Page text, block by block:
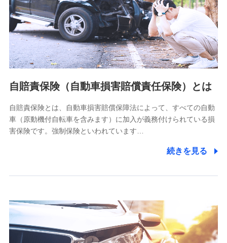
〒103-0013 東京都中央区日本橋人形町2-14-10 アーバン
ネット日本橋ビル 3F
株式会社ドコモ・インシュアランス
個人情報の第三者提供について
除き、第三者に提供いたしません。
業務の委託
当社は利用目的の達成に必要な範囲内において個人情報の取
【共同して利用される利用データの項目】
当社又は株式会社NTTドコモがサービス提供等を通じて取得
した、以下の情報などの個人データ
自賠責保険（自動車損害賠償責任保険）とは
自賠責保険とは、自動車損害賠償保障法によって、すべての自動
車（原動機付自転車を含みます）に加入が義務付けられている損
害保険です。強制保険といわれています…
続きを見る